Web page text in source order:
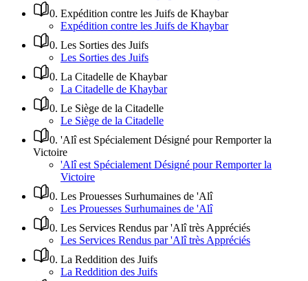
0. Expédition contre les Juifs de Khaybar
Expédition contre les Juifs de Khaybar
0. Les Sorties des Juifs
Les Sorties des Juifs
0. La Citadelle de Khaybar
La Citadelle de Khaybar
0. Le Siège de la Citadelle
Le Siège de la Citadelle
0. 'Alî est Spécialement Désigné pour Remporter la
Victoire
'Alî est Spécialement Désigné pour Remporter la
Victoire
0. Les Prouesses Surhumaines de 'Alî
Les Prouesses Surhumaines de 'Alî
0. Les Services Rendus par 'Alî très Appréciés
Les Services Rendus par 'Alî très Appréciés
0. La Reddition des Juifs
La Reddition des Juifs